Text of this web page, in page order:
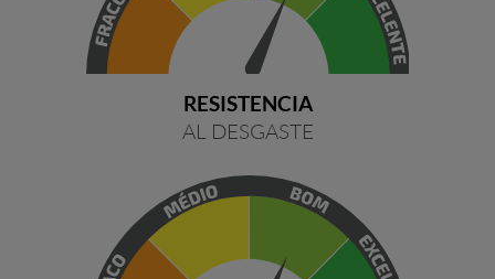
RESISTENCIA
AL DESGASTE